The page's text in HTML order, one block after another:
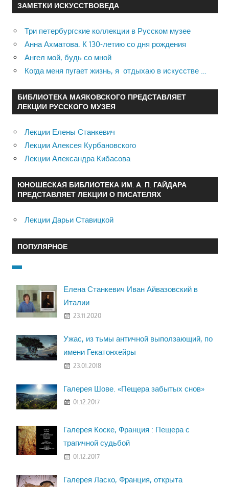
ЗАМЕТКИ ИСКУССТВОВЕДА
Три петербургские коллекции в Русском музее
Анна Ахматова. К 130-летию со дня рождения
Ангел мой, будь со мной
Когда меня пугает жизнь, я отдыхаю в искусстве …
БИБЛИОТЕКА МАЯКОВСКОГО ПРЕДСТАВЛЯЕТ
ЛЕКЦИИ РУССКОГО МУЗЕЯ
Лекции Елены Станкевич
Лекции Алексея Курбановского
Лекции Александра Кибасова
ЮНОШЕСКАЯ БИБЛИОТЕКА ИМ. А. П. ГАЙДАРА
ПРЕДСТАВЛЯЕТ ЛЕКЦИИ О ПИСАТЕЛЯХ
Лекции Дарьи Ставицкой
ПОПУЛЯРНОЕ
Елена Станкевич Иван Айвазовский в
Италии
23.11.2020
Ужас, из тьмы античной выползающий, по
имени Гекатонхейры
23.01.2018
Галерея Шове. «Пещера забытых снов»
01.12.2017
Галерея Коске, Франция : Пещера с
трагичной судьбой
01.12.2017
Галерея Ласко, Франция, открыта